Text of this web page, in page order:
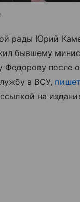
рады Юрий
бывшему
после
в ВСУ, пишет
на